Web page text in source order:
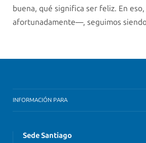
buena, qué significa ser feliz. En
afortunadamente—, seguimos
INFORMACIÓN PARA
Sede Santiago